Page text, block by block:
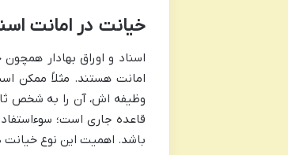
خیانت در امانت
اسناد و اوراق بهادار
امانت هستند. مثلاً ممکن
وظیفه اش، آن را به شخص
قاعده جاری است؛
باشد. اهمیت این نوع خیانت